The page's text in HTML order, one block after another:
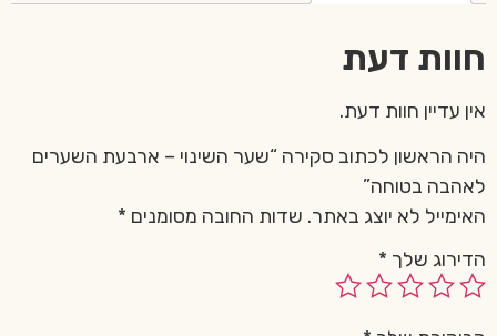
חוות דעת
אין עדיין חוות דעת.
היה הראשון לכתוב סקירה “שער השינוי – ארבעת השערים
לאהבה בטוחה”
האימייל לא יוצג באתר. שדות החובה מסומנים *
הדירוג שלך *